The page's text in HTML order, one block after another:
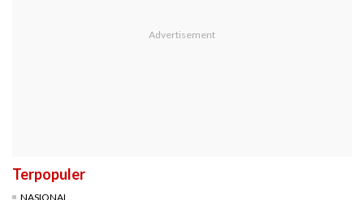
Terpopuler
NASIONAL